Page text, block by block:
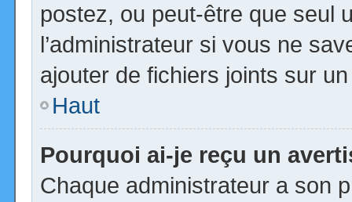
postez, ou peut-être que seul
l’administrateur si vous ne
ajouter de fichiers joints sur
Haut
Pourquoi ai-je reçu un
Chaque administrateur a son